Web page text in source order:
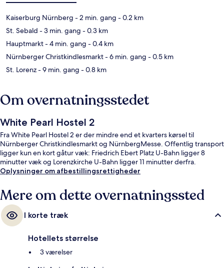
Kaiserburg Nürnberg - 2 min. gang - 0.2 km
St. Sebald - 3 min. gang - 0.3 km
Hauptmarkt- 4 min. gang - 0.4 km
Nürnberger Christkindlesmarkt- 6 min. gang - 0.5 km
St. Lorenz- 9 min. gang - 0.8 km
Om overnatningsstedet
White Pearl Hostel 2
Fra White Pearl Hostel 2 er der mindre end et kvarters kørsel til
Nürnberger Christkindlesmarkt og NürnbergMesse. Offentlig transport
ligger kun en kort gåtur væk: Friedrich Ebert Platz U-Bahn ligger 8
minutter væk og Lorenzkirche U-Bahn ligger 11 minutter derfra.
Oplysninger om afbestillingsrettigheder
Mere om dette overnatningssted
I korte træk
Hotellets størrelse
3 værelser